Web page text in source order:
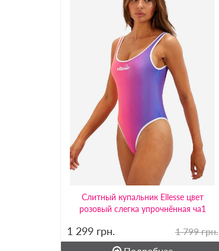
Слитный купальник Ellesse цвет
розовый слегка упрочнённая ча1
1 299 грн.
1 799 грн.